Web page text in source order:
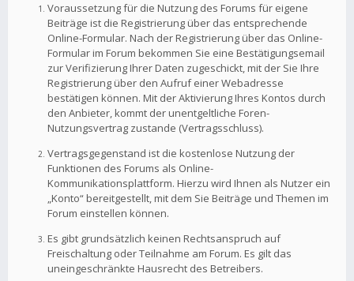
Voraussetzung für die Nutzung des Forums für eigene
Beiträge ist die Registrierung über das entsprechende
Online-Formular. Nach der Registrierung über das Online-
Formular im Forum bekommen Sie eine Bestätigungsemail
zur Verifizierung Ihrer Daten zugeschickt, mit der Sie Ihre
Registrierung über den Aufruf einer Webadresse
bestätigen können. Mit der Aktivierung Ihres Kontos durch
den Anbieter, kommt der unentgeltliche Foren-
Nutzungsvertrag zustande (Vertragsschluss).
Vertragsgegenstand ist die kostenlose Nutzung der
Funktionen des Forums als Online-
Kommunikationsplattform. Hierzu wird Ihnen als Nutzer ein
„Konto“ bereitgestellt, mit dem Sie Beiträge und Themen im
Forum einstellen können.
Es gibt grundsätzlich keinen Rechtsanspruch auf
Freischaltung oder Teilnahme am Forum. Es gilt das
uneingeschränkte Hausrecht des Betreibers.